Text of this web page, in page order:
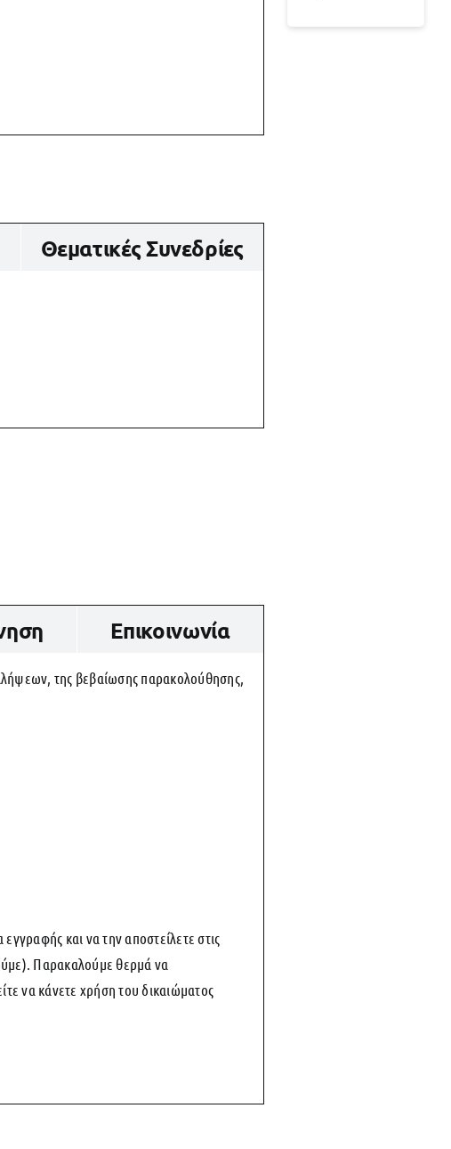
Θεματικές Συνεδρίες
Επικοινωνία
της βεβαίωσης παρακολούθησης,
και να την αποστείλετε στις
Παρακαλούμε θερμά να
να κάνετε χρήση του δικαιώματος